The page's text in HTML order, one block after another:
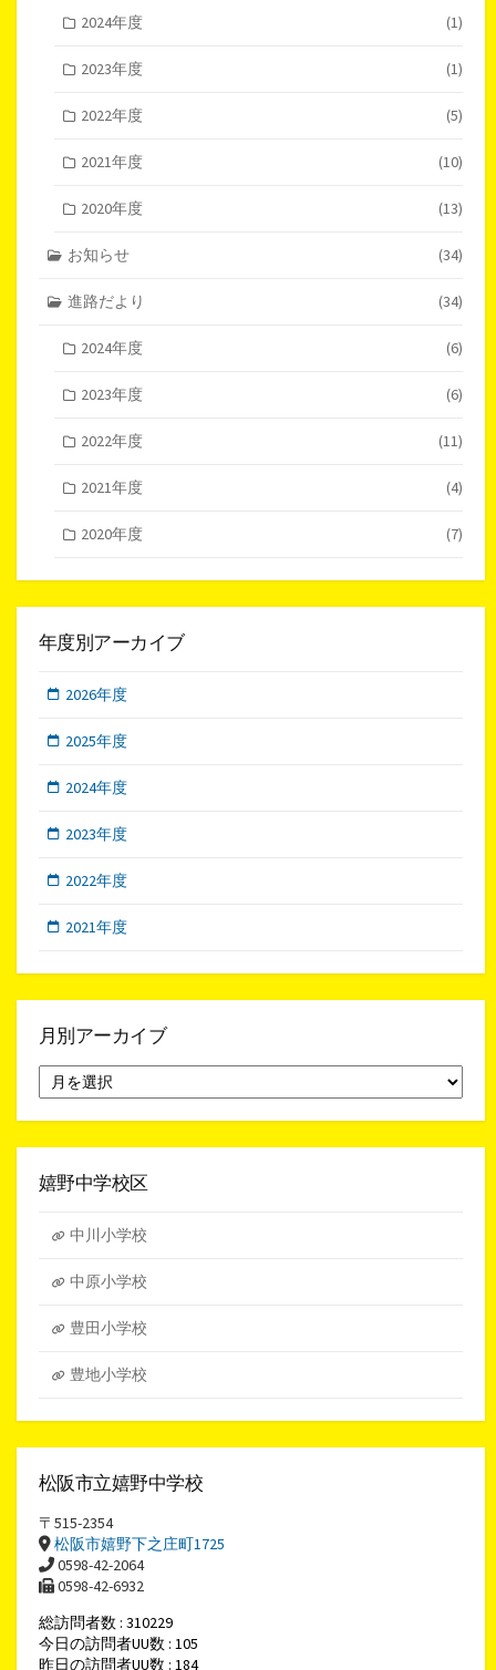
2024年度 (1)
2023年度 (1)
2022年度 (5)
2021年度 (10)
2020年度 (13)
お知らせ (34)
進路だより (34)
2024年度 (6)
2023年度 (6)
2022年度 (11)
2021年度 (4)
2020年度 (7)
年度別アーカイブ
2026年度
2025年度
2024年度
2023年度
2022年度
2021年度
月別アーカイブ
別
イ
嬉野中学校区
中川小学校
中原小学校
豊田小学校
豊地小学校
松阪市立嬉野中学校
〒515-2354
松阪市嬉野下之庄町1725
0598-42-2064
0598-42-6932
総訪問者数 : 310229
今日の訪問者UU数 : 105
昨日の訪問者UU数 : 184